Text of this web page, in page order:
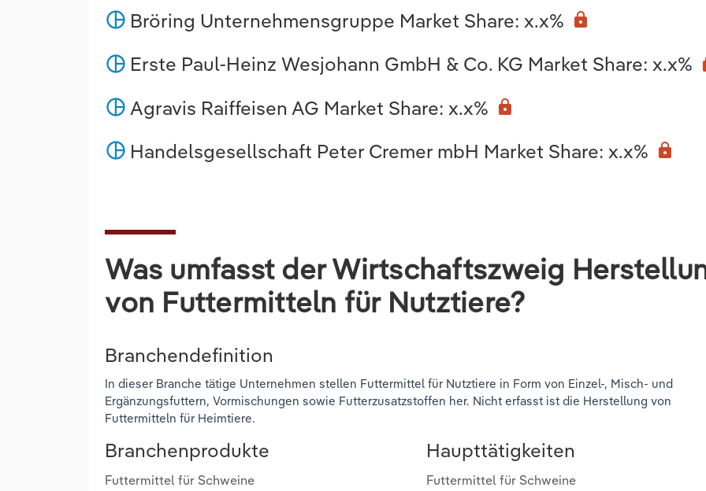
pie_chart Bröring Unternehmensgruppe Market Share: x.x% lock
pie_chart Erste Paul-Heinz Wesjohann GmbH & Co. KG Market Share: x.x%
pie_chart Agravis Raiffeisen AG Market Share: x.x% lock
pie_chart Handelsgesellschaft Peter Cremer mbH Market Share: x.x% lock
Was umfasst der Wirtschaftszweig
von Futtermitteln für Nutztiere?
Branchendefinition
In dieser Branche tätige Unternehmen stellen Futtermittel für Nutztiere in Form von Einzel-, Misch- und
Ergänzungsfuttern, Vormischungen sowie Futterzusatzstoffen her. Nicht erfasst ist die Herstellung von
Futtermitteln für Heimtiere.
Branchenprodukte
Futtermittel für Schweine
Haupttätigkeiten
Futtermittel für Schweine